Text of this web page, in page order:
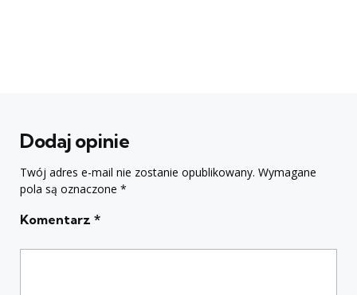
Dodaj opinie
Twój adres e-mail nie zostanie opublikowany. Wymagane
pola są oznaczone *
Komentarz *